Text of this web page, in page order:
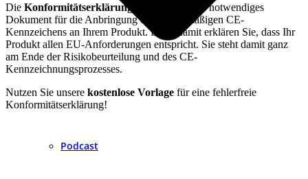
Podcast
Die Konformitätserklärung
ist ein zwingend notwendiges
Dokument für die Anbringung eines rechtmäßigen CE-
Kennzeichens an Ihrem Produkt. Denn damit erklären Sie, dass Ihr
Produkt allen EU-Anforderungen entspricht. Sie steht damit ganz
am Ende der Risikobeurteilung und des CE-
Kennzeichnungsprozesses.
Nutzen Sie unsere kostenlose Vorlage für eine fehlerfreie
Konformitätserklärung!